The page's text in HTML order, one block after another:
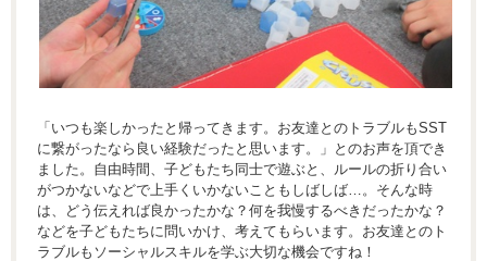
「いつも楽しかったと帰ってきます。お友達とのトラブルもSST
に繋がったなら良い経験だったと思います。」とのお声を頂でき
ました。自由時間、子どもたち同士で遊ぶと、ルールの折り合い
がつかないなどで上手くいかないこともしばしば…。そんな時
は、どう伝えれば良かったかな？何を我慢するべきだったかな？
などを子どもたちに問いかけ、考えてもらいます。お友達とのト
ラブルもソーシャルスキルを学ぶ大切な機会ですね！